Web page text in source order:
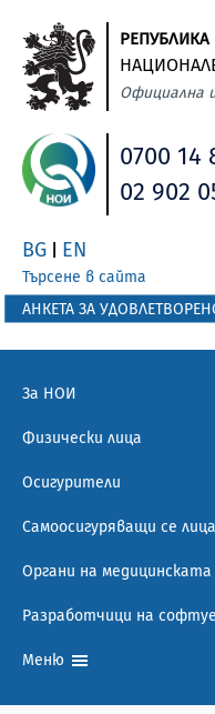
РЕПУБЛИКА
Официална
0700 14
02 902
BG EN
Търсене в сайта
АНКЕТА ЗА
За НОИ
Физически лица
Осигурители
Самоосигуряващи се лица
Органи на
Разработчици на
Меню